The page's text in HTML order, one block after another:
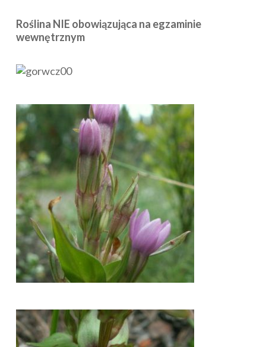
Roślina NIE obowiązująca na egzaminie
wewnętrznym